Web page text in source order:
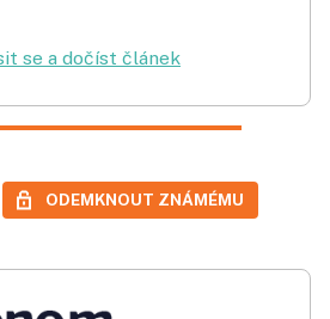
se a dočíst článek
ODEMKNOUT ZNÁMÉMU